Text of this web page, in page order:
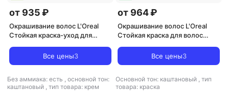
от 935 ₽
Окрашивание волос L'Oreal
Стойкая краска-уход для
без аммиака, оттенок 635,
Шоколадное пралине
Все цены3
Без аммиака: есть , основной тон:
каштановый , тип товара: крем
от 964 ₽
Окрашивание волос L'Oreal
Стойкая краска для волос
МонмартрВсе цены3
Основной тон: каштановый , тип
товара: краска